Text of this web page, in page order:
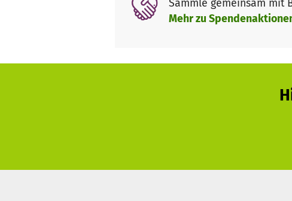
Sammle gemeinsam mit
Mehr zu